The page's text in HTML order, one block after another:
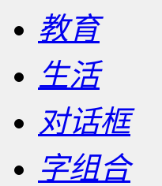
教育
生活
对话框
字组合